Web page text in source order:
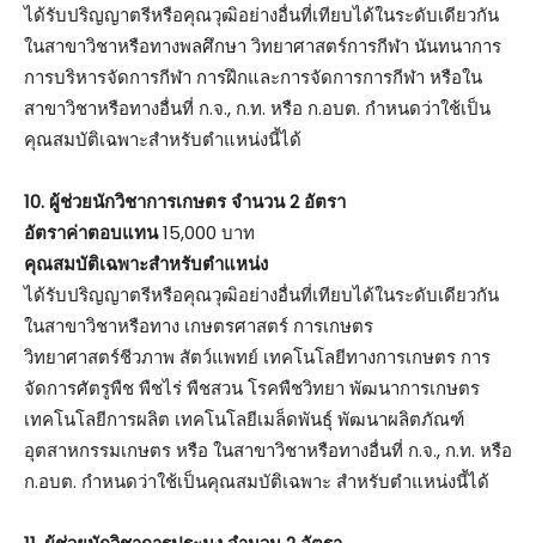
ได้รับปริญญาตรีหรือคุณวุฒิอย่างอื่นที่เทียบได้ในระดับเดียวกัน
ในสาขาวิชาหรือทางพลศึกษา วิทยาศาสตร์การกีฬา นันทนาการ
การบริหารจัดการกีฬา การฝึกและการจัดการการกีฬา หรือใน
สาขาวิชาหรือทางอื่นที่ ก.จ., ก.ท. หรือ ก.อบต. กำหนดว่าใช้เป็น
คุณสมบัติเฉพาะสำหรับตำแหน่งนี้ได้
10. ผู้ช่วยนักวิชาการเกษตร จำนวน 2 อัตรา
อัตราค่าตอบแทน15,000 บาท
คุณสมบัติเฉพาะสำหรับตำแหน่ง
ได้รับปริญญาตรีหรือคุณวุฒิอย่างอื่นที่เทียบได้ในระดับเดียวกัน
ในสาขาวิชาหรือทาง เกษตรศาสตร์ การเกษตร
วิทยาศาสตร์ชีวภาพ สัตว์แพทย์ เทคโนโลยีทางการเกษตร การ
จัดการศัตรูพืช พืชไร่ พืชสวน โรคพืชวิทยา พัฒนาการเกษตร
เทคโนโลยีการผลิต เทคโนโลยีเมล็ดพันธุ์ พัฒนาผลิตภัณฑ์
อุตสาหกรรมเกษตร หรือ ในสาขาวิชาหรือทางอื่นที่ ก.จ., ก.ท. หรือ
ก.อบต. กำหนดว่าใช้เป็นคุณสมบัติเฉพาะ สำหรับตำแหน่งนี้ได้